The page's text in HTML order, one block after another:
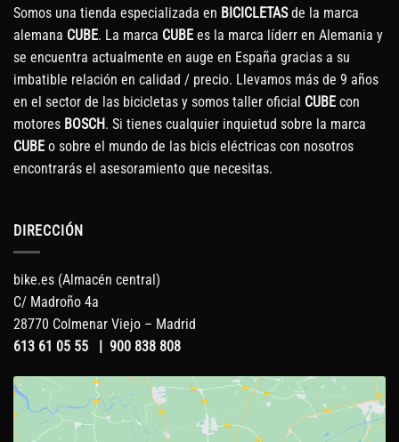
Somos una tienda especializada en BICICLETASde la marca
alemana CUBE. La marca CUBE es la marca líderr en Alemania y
se encuentra actualmente en auge en España gracias a su
imbatible relación en calidad / precio. Llevamos más de 9 años
en el sector de las bicicletas y somos taller oficial CUBE con
motores BOSCH. Si tienes cualquier inquietud sobre la marca
CUBE o sobre el mundo de las bicis eléctricas con nosotros
encontrarás el asesoramiento que necesitas.
DIRECCIÓN
bike.es (Almacén central)
C/ Madroño 4a
28770 Colmenar Viejo – Madrid
613 61 05 55 | 900 838 808